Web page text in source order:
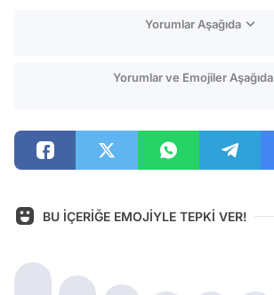
Yorumlar Aşağıda
Yorumlar ve Emojiler Aşağıda
BU İÇERİĞE EMOJİYLE TEPKİ VER!